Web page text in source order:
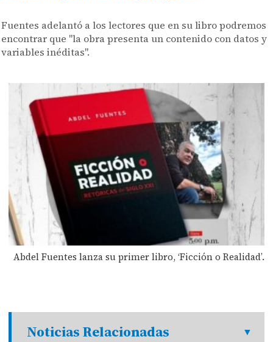
Fuentes adelantó a los lectores que en su libro podremos
encontrar que "la obra presenta un contenido con datos y
variables inéditas".
Abdel Fuentes lanza su primer libro, ‘Ficción o Realidad’.
Noticias Relacionadas